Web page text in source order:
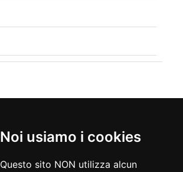
Noi usiamo i cookies
Questo sito NON utilizza alcun